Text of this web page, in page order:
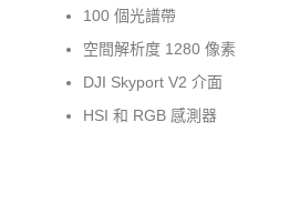
100 個光譜帶
空間解析度 1280 像素
DJI Skyport V2 介面
HSI 和 RGB 感測器